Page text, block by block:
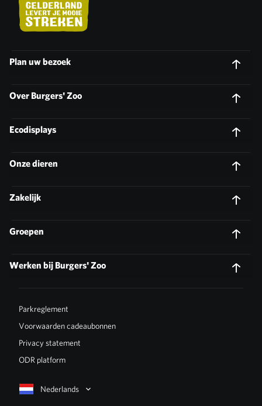
Plan uw bezoek
Over Burgers' Zoo
Ecodisplays
Onze dieren
Zakelijk
Groepen
Werken bij Burgers' Zoo
Nederlands
Parkreglement
Voorwaarden cadeaubonnen
Privacy statement
ODR platform